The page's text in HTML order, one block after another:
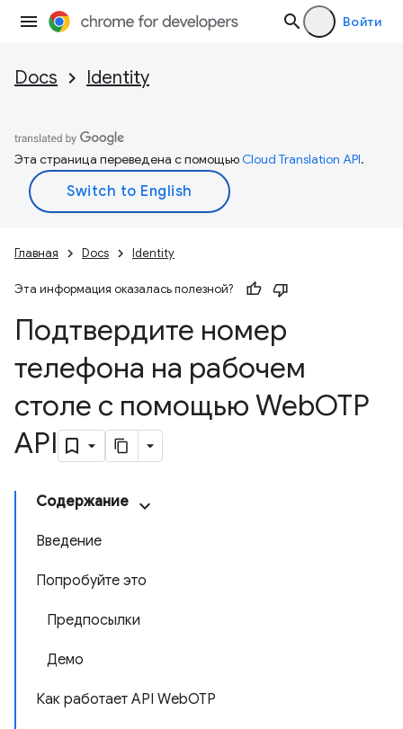
Войти
Docs Identity
Эта страница переведена с помощьюCloud Translation API.
Главная Docs Identity
Эта информация оказалась полезной?
Подтвердите номер
телефона на рабочем
столе с помощью WebOTP
API
Содержание
Введение
Попробуйте это
Предпосылки
Демо
Как работает API WebOTP